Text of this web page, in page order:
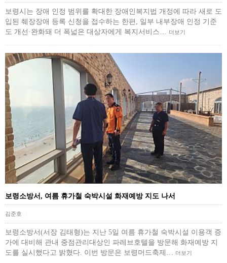
보령시는 장애 인정 범위를 확대한 장애인복지법 개정에 따라 새로 도
입된 췌장장애 등록 신청을 접수하는 한편, 일부 내부장애 인정 기준
도 개선·완화돼 더 폭넓은 대상자에게 복지서비스…
더보기
보령소방서, 여름 휴가철 숙박시설 화재예방 지도 나서
김준호
보령소방서(서장 김태형)는 지난 5일 여름 휴가철 숙박시설 이용객 증
가에 대비해 관내 중점관리대상인 파레브호텔을 방문해 화재예방 지
도를 실시했다고 밝혔다. 이번 방문은 보령머드축제…
더보기